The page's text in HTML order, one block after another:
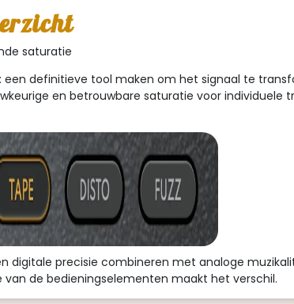
saturatie
definitieve tool maken om het signaal te
en betrouwbare saturatie voor individuele
precisie combineren met analoge
van de bedieningselementen maakt het verschil.